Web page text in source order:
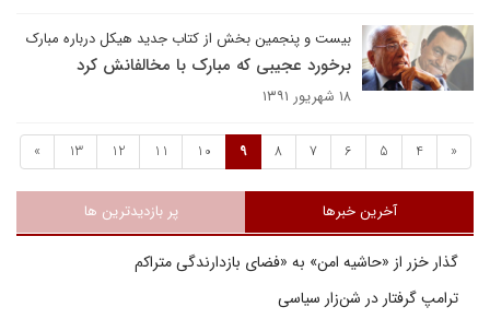
بیست و پنجمین بخش از کتاب جدید هیکل درباره مبارک
برخورد عجیبی که مبارک با مخالفانش کرد
۱۸ شهریور ۱۳۹۱
«
4
5
6
7
8
9
10
11
12
13
»
آخرین خبرها پر بازدیدترین ها
گذار خزر از «حاشیه امن» به «فضای بازدارندگی متراکم
ترامپ گرفتار در شن‌زار سیاسی